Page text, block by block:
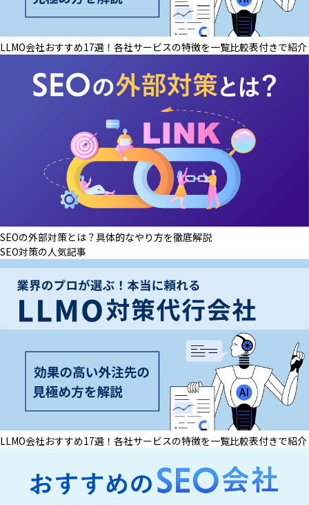
LLMO会社おすすめ17選！各社サービスの特徴を一覧比較表付きで紹介
SEOの外部対策とは？具体的なやり方を徹底解説
SEO対策の人気記事
LLMO会社おすすめ17選！各社サービスの特徴を一覧比較表付きで紹介